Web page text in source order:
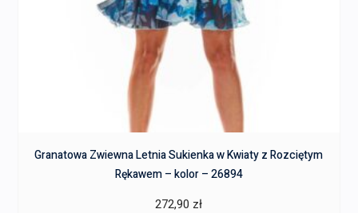
Granatowa Zwiewna Letnia Sukienka w Kwiaty z Rozciętym
Rękawem – kolor – 26894
272,90 zł